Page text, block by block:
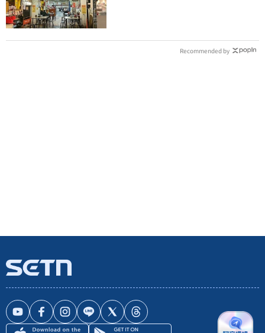
Recommended by